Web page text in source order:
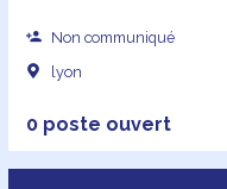
Non communiqué
lyon
0 poste ouvert